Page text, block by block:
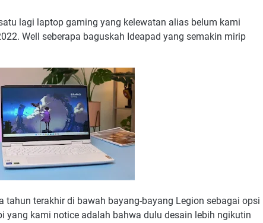
lagi laptop gaming yang kelewatan alias belum kami
Well seberapa baguskah Ideapad yang semakin mirip
tahun terakhir di bawah bayang-bayang Legion sebagai opsi
yang kami notice adalah bahwa dulu desain lebih ngikutin